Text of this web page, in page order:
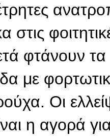
στις
φτάνουν
με
Οι
η αγορά